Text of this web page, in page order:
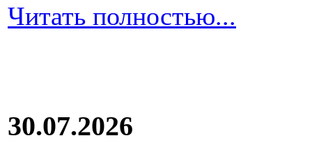
Читать полностью...
30.07.2026